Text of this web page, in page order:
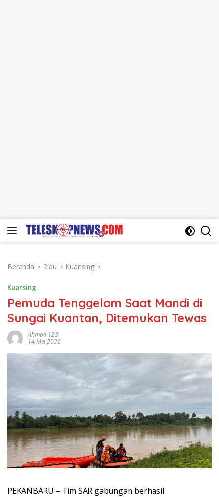
Langsung
Beranda Riau Kuansing
Kuansing
Pemuda Tenggelam Saat Mandi di
Sungai Kuantan, Ditemukan Tewas
Ahmad 123
14 Mei 2026
PEKANBARU – Tim SAR gabungan berhasil